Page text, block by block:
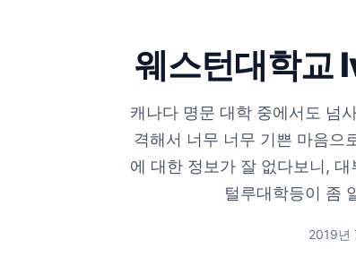
웨스턴대학교
캐나다 명문 대학 중에서도 넘
격해서 너무 너무 기쁜 마음으
에 대한 정보가 잘 없다보니,
털루대학등이 좀
2019년